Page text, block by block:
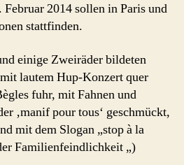
(akt.)
2014 sollen in Paris und
stattfinden.
einige Zweiräder bildeten
lautem Hup-Konzert quer
fuhr, mit Fahnen und
‚manif pour tous‘ geschmückt,
mit dem Slogan „stop à la
Familienfeindlichkeit „)